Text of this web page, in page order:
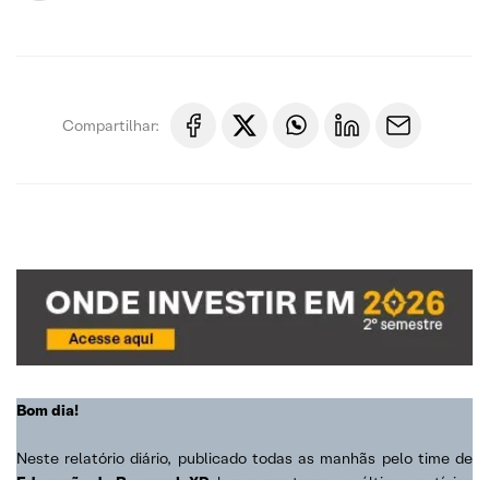
Compartilhar:
Bom dia!
Neste relatório diário, publicado todas as manhãs pelo time de